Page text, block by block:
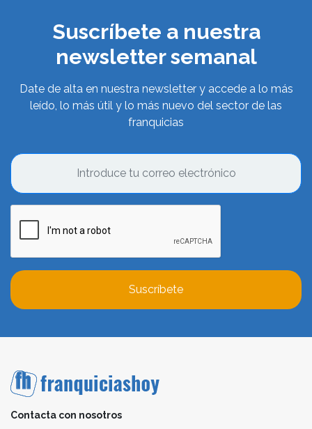
Suscríbete a nuestra
newsletter semanal
Date de alta en nuestra newsletter y accede a lo más
leído, lo más útil y lo más nuevo del sector de las
franquicias
Suscríbete
Contacta con nosotros